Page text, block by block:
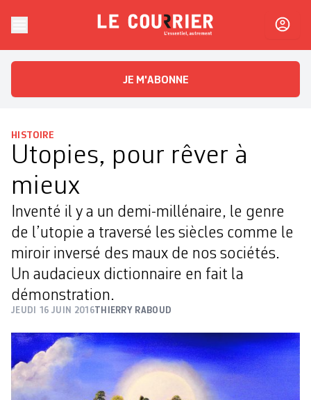
Le CourrierL'essentiel, autrement
JE M'ABONNE
HISTOIRE
Utopies, pour rêver à
mieux
Inventé il y a un demi-millénaire, le genre
de l’utopie a traversé les siècles comme le
miroir inversé des maux de nos sociétés.
Un audacieux dictionnaire en fait la
démonstration.
JEUDI 16 JUIN 2016THIERRY RABOUD